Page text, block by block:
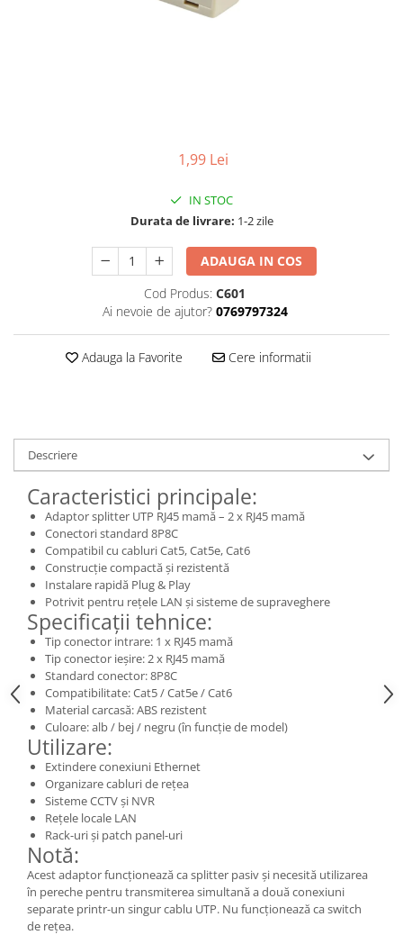
1,99 Lei
IN STOC
Durata de livrare: 1-2 zile
ADAUGA IN COS
Cod Produs: C601
Ai nevoie de ajutor? 0769797324
Adauga la Favorite Cere informatii
Descriere
Caracteristici principale:
Adaptor splitter UTP RJ45 mamă – 2 x RJ45 mamă
Conectori standard 8P8C
Compatibil cu cabluri Cat5, Cat5e, Cat6
Construcție compactă și rezistentă
Instalare rapidă Plug & Play
Potrivit pentru rețele LAN și sisteme de supraveghere
Specificații tehnice:
Tip conector intrare: 1 x RJ45 mamă
Tip conector ieșire: 2 x RJ45 mamă
Standard conector: 8P8C
Compatibilitate: Cat5 / Cat5e / Cat6
Material carcasă: ABS rezistent
Culoare: alb / bej / negru (în funcție de model)
Utilizare:
Extindere conexiuni Ethernet
Organizare cabluri de rețea
Sisteme CCTV și NVR
Rețele locale LAN
Rack-uri și patch panel-uri
Notă:
Acest adaptor funcționează ca splitter pasiv și necesită utilizarea
în pereche pentru transmiterea simultană a două conexiuni
separate printr-un singur cablu UTP. Nu funcționează ca switch
de rețea.